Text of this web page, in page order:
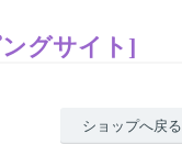
グサイト]
ショップへ戻る